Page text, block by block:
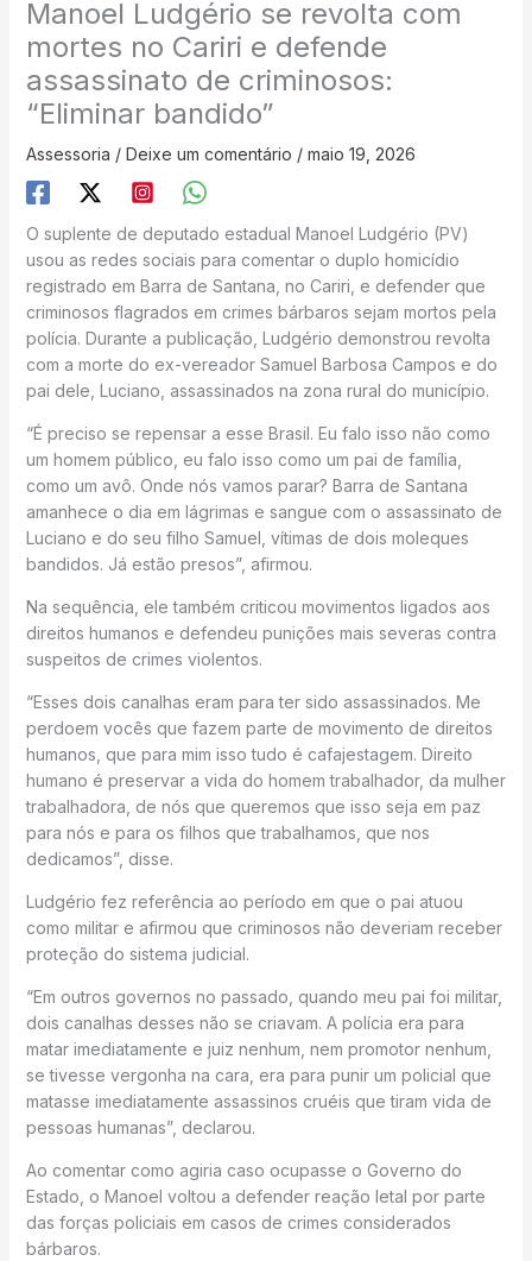
Manoel Ludgério se revolta com
mortes no Cariri e defende
assassinato de criminosos:
“Eliminar bandido”
Assessoria / Deixe um comentário / maio 19, 2026
O suplente de deputado estadual Manoel Ludgério (PV)
usou as redes sociais para comentar o duplo homicídio
registrado em Barra de Santana, no Cariri, e defender que
criminosos flagrados em crimes bárbaros sejam mortos pela
polícia. Durante a publicação, Ludgério demonstrou revolta
com a morte do ex-vereador Samuel Barbosa Campos e do
pai dele, Luciano, assassinados na zona rural do município.
“É preciso se repensar a esse Brasil. Eu falo isso não como
um homem público, eu falo isso como um pai de família,
como um avô. Onde nós vamos parar? Barra de Santana
amanhece o dia em lágrimas e sangue com o assassinato de
Luciano e do seu filho Samuel, vítimas de dois moleques
bandidos. Já estão presos”, afirmou.
Na sequência, ele também criticou movimentos ligados aos
direitos humanos e defendeu punições mais severas contra
suspeitos de crimes violentos.
“Esses dois canalhas eram para ter sido assassinados. Me
perdoem vocês que fazem parte de movimento de direitos
humanos, que para mim isso tudo é cafajestagem. Direito
humano é preservar a vida do homem trabalhador, da mulher
trabalhadora, de nós que queremos que isso seja em paz
para nós e para os filhos que trabalhamos, que nos
dedicamos”, disse.
Ludgério fez referência ao período em que o pai atuou
como militar e afirmou que criminosos não deveriam receber
proteção do sistema judicial.
“Em outros governos no passado, quando meu pai foi militar,
dois canalhas desses não se criavam. A polícia era para
matar imediatamente e juiz nenhum, nem promotor nenhum,
se tivesse vergonha na cara, era para punir um policial que
matasse imediatamente assassinos cruéis que tiram vida de
pessoas humanas”, declarou.
Ao comentar como agiria caso ocupasse o Governo do
Estado, o Manoel voltou a defender reação letal por parte
das forças policiais em casos de crimes considerados
bárbaros.